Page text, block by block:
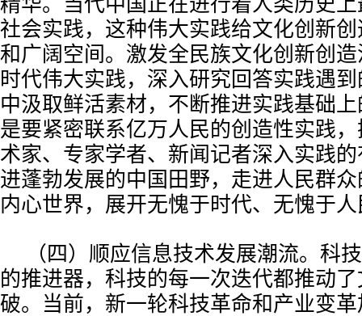
社会实践，这种伟大实践给文化创新
和广阔空间。激发全民族文化创新创
时代伟大实践，深入研究回答实践遇
中汲取鲜活素材，不断推进实践基础
是要紧密联系亿万人民的创造性实践
术家、专家学者、新闻记者深入实践
进蓬勃发展的中国田野，走进人民群
内心世界，展开无愧于时代、无愧于
（四）顺应信息技术发展潮流。科
的推进器，科技的每一次迭代都推动
破。当前，新一轮科技革命和产业变